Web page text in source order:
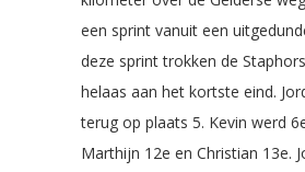
een sprint vanuit een
deze sprint trokken de
helaas aan het kortste eind.
terug op plaats 5. Kevin werd
Marthijn 12e en Christian 13e.